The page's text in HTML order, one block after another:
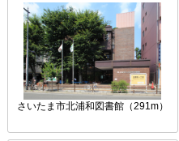
さいたま市北浦和図書館（291m）